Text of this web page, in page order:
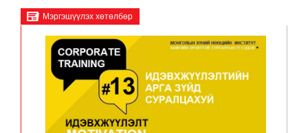
Мэргэшүүлэх хөтөлбөр